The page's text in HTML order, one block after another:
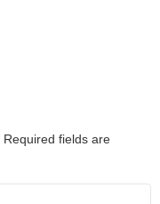
Required fields are